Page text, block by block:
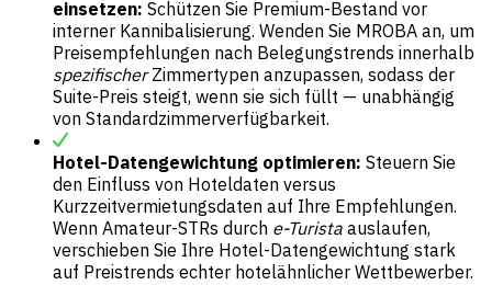
einsetzen: Schützen Sie Premium-Bestand vor
interner Kannibalisierung. Wenden Sie MROBA an, um
Preisempfehlungen nach Belegungstrends innerhalb
spezifischerZimmertypen anzupassen, sodass der
Suite-Preis steigt, wenn sie sich füllt — unabhängig
von Standardzimmerverfügbarkeit.
Hotel-Datengewichtung optimieren: Steuern Sie
den Einfluss von Hoteldaten versus
Kurzzeitvermietungsdaten auf Ihre Empfehlungen.
Wenn Amateur-STRs durch e-Turista auslaufen,
verschieben Sie Ihre Hotel-Datengewichtung stark
auf Preistrends echter hotelähnlicher Wettbewerber.